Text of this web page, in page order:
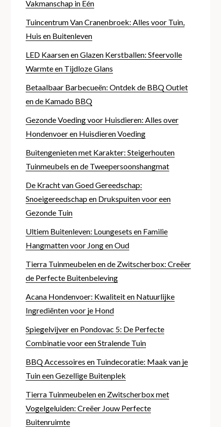
Vakmanschap in Eén
Tuincentrum Van Cranenbroek: Alles voor Tuin,
Huis en Buitenleven
LED Kaarsen en Glazen Kerstballen: Sfeervolle
Warmte en Tijdloze Glans
Betaalbaar Barbecueën: Ontdek de BBQ Outlet
en de Kamado BBQ
Gezonde Voeding voor Huisdieren: Alles over
Hondenvoer en Huisdieren Voeding
Buitengenieten met Karakter: Steigerhouten
Tuinmeubels en de Tweepersoonshangmat
De Kracht van Goed Gereedschap:
Snoeigereedschap en Drukspuiten voor een
Gezonde Tuin
Ultiem Buitenleven: Loungesets en Familie
Hangmatten voor Jong en Oud
Tierra Tuinmeubelen en de Zwitscherbox: Creëer
de Perfecte Buitenbeleving
Acana Hondenvoer: Kwaliteit en Natuurlijke
Ingrediënten voor je Hond
Spiegelvijver en Pondovac 5: De Perfecte
Combinatie voor een Stralende Tuin
BBQ Accessoires en Tuindecoratie: Maak van je
Tuin een Gezellige Buitenplek
Tierra Tuinmeubelen en Zwitscherbox met
Vogelgeluiden: Creëer Jouw Perfecte
Buitenruimte